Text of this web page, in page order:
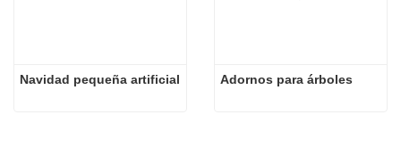
Navidad pequeña artificial Adornos para árboles